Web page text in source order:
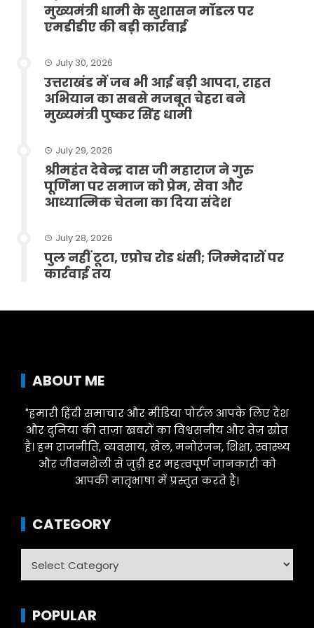
मुख्यमंत्री धामी के सुशासन मॉडल पर
एमडीडीए की बड़ी कार्रवाई
July 30, 2026
उत्तराखंड में जब भी आई बड़ी आपदा, राहत
अभियान का सबसे मजबूत चेहरा बने
मुख्यमंत्री पुष्कर सिंह धामी
July 29, 2026
श्रीमहंत देवेन्द्र दास जी महाराज ने गुरु
पूर्णिमा पर समाज को प्रेम, सेवा और
आध्यात्मिक चेतना का दिया संदेश
July 28, 2026
पुल नहीं टूटा, एप्रोच रोड धंसी; जिम्मेदारों पर
कार्रवाई तय
ABOUT ME
"हमारी हिंदी समाचार और मीडिया पोर्टल आपके लिए देश
और दुनिया की ताज़ा खबरों का विश्वसनीय और तेज़ स्रोत
है। हम राजनीति, व्यवसाय, खेल, मनोरंजन, शिक्षा, स्वास्थ्य
और जीवनशैली से जुड़ी हर महत्वपूर्ण जानकारी को
आपकी मातृभाषा में प्रस्तुत करते हैं।
CATEGORY
POPULAR